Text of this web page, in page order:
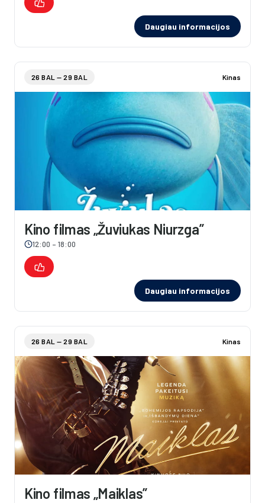
Daugiau informacijos
26 BAL — 29 BAL Kinas
Kino filmas „Žuviukas Niurzga”
12:00 – 18:00
Daugiau informacijos
26 BAL — 29 BAL Kinas
Kino filmas „Maiklas”